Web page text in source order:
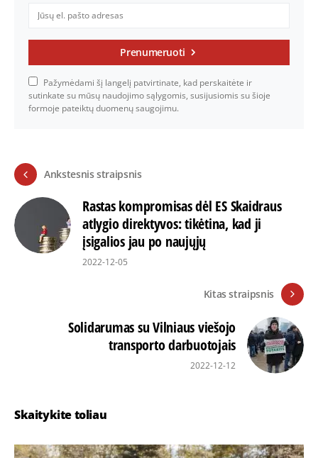
Prenumeruoti
Pažymėdami šį langelį patvirtinate, kad perskaitėte ir
sutinkate su mūsų naudojimo sąlygomis, susijusiomis su šioje
formoje pateiktų duomenų saugojimu.
Ankstesnis straipsnis
Rastas kompromisas dėl ES Skaidraus
atlygio direktyvos: tikėtina, kad ji
įsigalios jau po naujųjų
2022-12-05
Kitas straipsnis
Solidarumas su Vilniaus viešojo
transporto darbuotojais
2022-12-12
Skaitykite toliau